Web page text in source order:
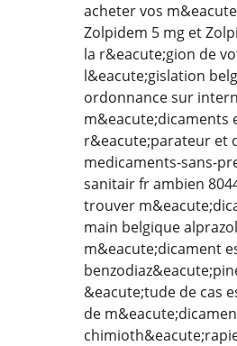
acheter vos
Zolpidem 5 mg et
la r&eacute;gion de
l&eacute;gislation
ordonnance sur
m&eacute;dicaments
r&eacute;parateur et
medicaments-sans-
sanitair fr ambien
trouver
main belgique
m&eacute;dicament
&eacute;tude de cas
de